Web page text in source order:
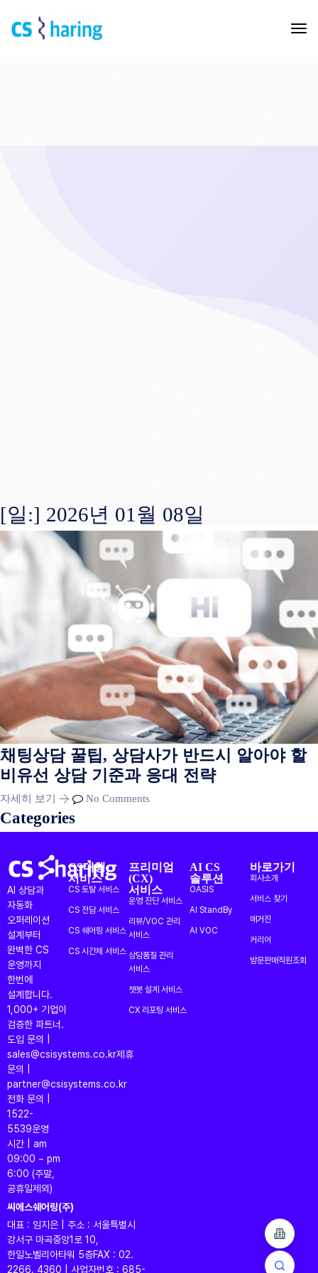
[일:] 2026년 01월 08일
채팅상담 꿀팁, 상담사가 반드시 알아야 할
비유선 상담 기준과 응대 전략
자세히 보기 No Comments
Categories
AI 상담과
자동화
오퍼레이션
설계부터
완벽한 CS
운영까지
한번에
설계합니다.
1,000+ 기업이
검증한 파트너.
도입 문의 |
sales@csisystems.co.kr제휴
문의 |
partner@csisystems.co.kr
전화 문의 |
1522-
5539운영
시간 | am
09:00 ~ pm
6:00 (주말,
공휴일제외)
CS대행
서비스
CS 토탈 서비스
CS 전담 서비스
CS 쉐어링 서비스
CS 시간제 서비스
프리미엄
(CX)
서비스
운영 진단 서비스
리뷰/VOC 관리
서비스
상담품질 관리
서비스
챗봇 설계 서비스
CX 리포팅 서비스
AI CS
솔루션
OASIS
AI StandBy
AI VOC
바로가기
회사소개
서비스 찾기
매거진
커리어
방문판매직원조회
씨에스쉐어링(주)
대표 : 임지은 | 주소 : 서울특별시
강서구 마곡중앙1로 10,
한일노벨리아타워 5층FAX : 02.
2266. 4360 | 사업자번호 : 685-